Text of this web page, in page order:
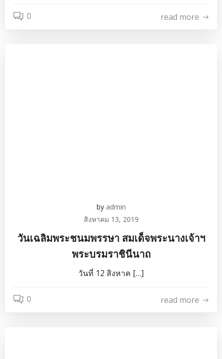
0 read more
by admin
สิงหาคม 13, 2019
วันเฉลิมพระชนมพรรษา สมเด็จพระนางเจ้าฯ
พระบรมราชินีนาถ
วันที่ 12 สิงหาค […]
0 read more